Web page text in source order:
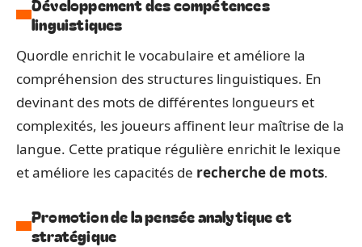
Développement des compétences
linguistiques
Quordle enrichit le vocabulaire et améliore la
compréhension des structures linguistiques. En
devinant des mots de différentes longueurs et
complexités, les joueurs affinent leur maîtrise de la
langue. Cette pratique régulière enrichit le lexique
et améliore les capacités de recherche de mots.
Promotion de la pensée analytique et
stratégique